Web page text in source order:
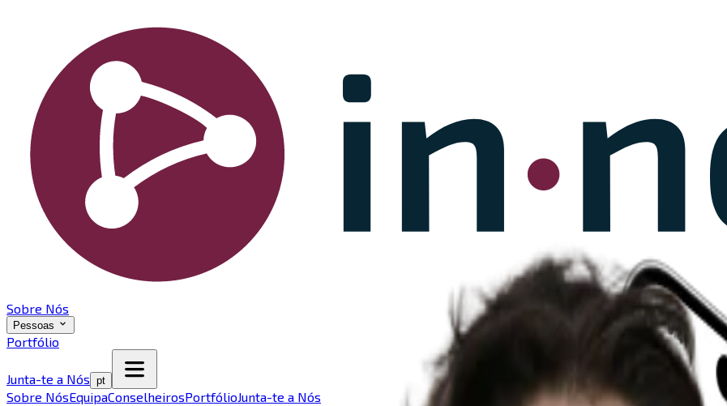
Sobre Nós
Pessoas
Portfólio
Junta-te a Nós pt
Sobre NósEquipaConselheirosPortfólioJunta-te a Nós